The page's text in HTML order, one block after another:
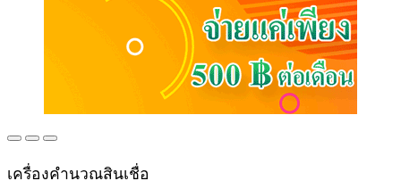
เครื่องคำนวณสินเชื่อ